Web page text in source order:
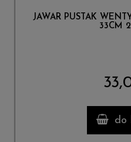
JAWAR PUSTAK
33CM
do